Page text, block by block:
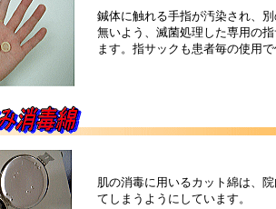
鍼体に触れる手指が汚染され、
無いよう、滅菌処理した専用の
ます。指サックも患者毎の使用
肌の消毒に用いるカット綿は、
てしまうようにしています。